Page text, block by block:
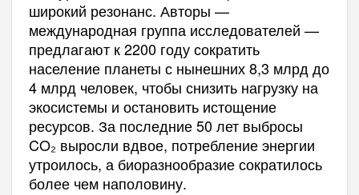
широкий резонанс. Авторы —
международная группа исследователей —
предлагают к 2200 году сократить
население планеты с нынешних 8,3 млрд до
4 млрд человек, чтобы снизить нагрузку на
экосистемы и остановить истощение
ресурсов. За последние 50 лет выбросы
CO₂ выросли вдвое, потребление энергии
утроилось, а биоразнообразие сократилось
более чем наполовину.